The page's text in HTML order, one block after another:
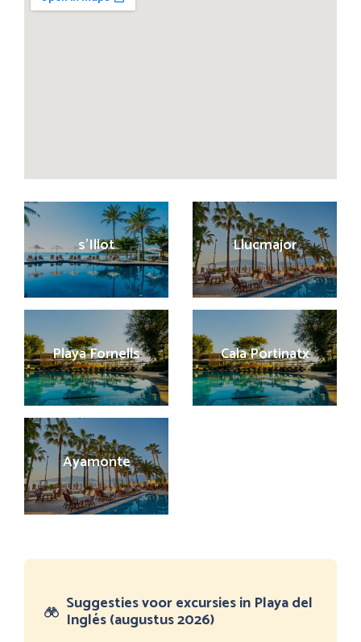
s’Illot Llucmajor
Playa Fornells Cala Portinatx
Ayamonte
Suggesties voor excursies in Playa del
Inglés (augustus 2026)